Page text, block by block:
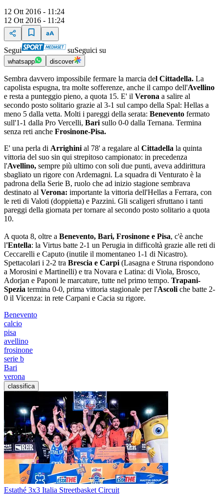
12 Ott 2016 - 11:24
12 Ott 2016 - 11:24
Segui suSeguici su
whatsapp discover
Sembra davvero impossibile fermare la marcia del Cittadella. La
capolista espugna, tra molte sofferenze, anche il campo dell'Avellino
e resta a punteggio pieno, a quota 15. E' il Verona a salire al
secondo posto solitario grazie al 3-1 sul campo della Spal: Hellas a
meno 5 dalla vetta. Molti i pareggi della serata: Benevento fermato
sull'1-1 dalla Pro Vercelli, Bari sullo 0-0 dalla Ternana. Termina
senza reti anche Frosinone-Pisa.
E' una perla di Arrighini al 78' a regalare al Cittadella la quinta
vittoria del suo sin qui strepitoso campionato: in precedenza
l'Avellino, sempre più ultimo con soli due punti, aveva addirittura
sbagliato un rigore con Ardemagni. La squadra di Venturato è la
padrona della Serie B, ruolo che ad inizio stagione sembrava
destinato al Verona: importante la vittoria dell'Hellas a Ferrara, con
le reti di Valoti (doppietta) e Pazzini. Gli scaligeri sfruttano i tanti
pareggi della giornata per tornare al secondo posto solitario a quota
10.
A quota 8, oltre a Benevento, Bari, Frosinone e Pisa, c'è anche
l'Entella: la Virtus batte 2-1 un Perugia in difficoltà grazie alle reti di
Ceccarelli e Caputo (inutile il momentaneo 1-1 di Nicastro).
Spettacolari i 2-2 tra Brescia e Carpi (Lasagna e Struna rispondono
a Morosini e Martinelli) e tra Novara e Latina: di Viola, Brosco,
Adorjan e Paponi le marcature, tutte nel primo tempo. Trapani-
Spezia termina 0-0, prima vittoria stagionale per l'Ascoli che batte 2-
0 il Vicenza: in rete Carpani e Cacia su rigore.
Benevento
calcio
pisa
avellino
frosinone
serie b
Bari
verona
classifica
Estathé 3x3 Italia Streetbasket Circuit